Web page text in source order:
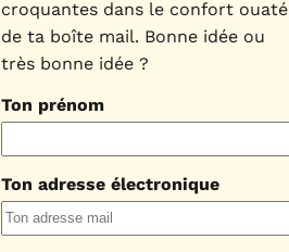
croquantes dans le confort ouaté
de ta boîte mail. Bonne idée ou
très bonne idée ?
Ton prénom
Ton adresse électronique